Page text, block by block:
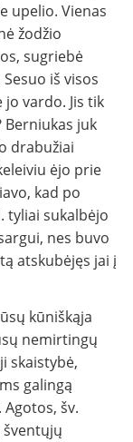
upelio. Vienas
žodžio
sugriebė
iš visos
vardo. Jis tik
Berniukas juk
drabužiai
ėjo prie
kad po
tyliai sukalbėjo
nes buvo
atskubėjęs jai į
kūniškąja
nemirtingų
skaistybė,
galingą
šv.
šventųjų